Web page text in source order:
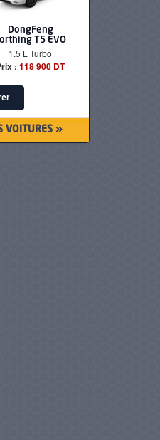
DongFeng
T5 EVO
1.5 L Turbo
: 118 900 DT
VOITURES »